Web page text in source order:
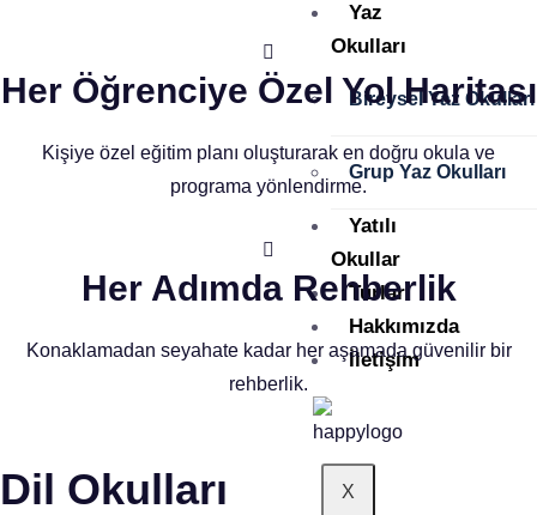
Yaz
Okulları
Bireysel Yaz Okulları
Grup Yaz Okulları
Yatılı
Okullar
Turlar
Hakkımızda
İletişim
X
Her Öğrenciye Özel Yol Haritası
Kişiye özel eğitim planı oluşturarak en doğru okula ve
programa yönlendirme.
Her Adımda Rehberlik
Konaklamadan seyahate kadar her aşamada güvenilir bir
rehberlik.
Dil Okulları